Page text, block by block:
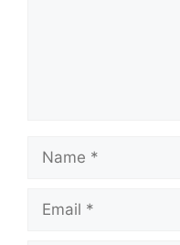
Name
Email